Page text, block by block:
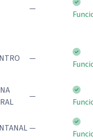
—
—
—
—